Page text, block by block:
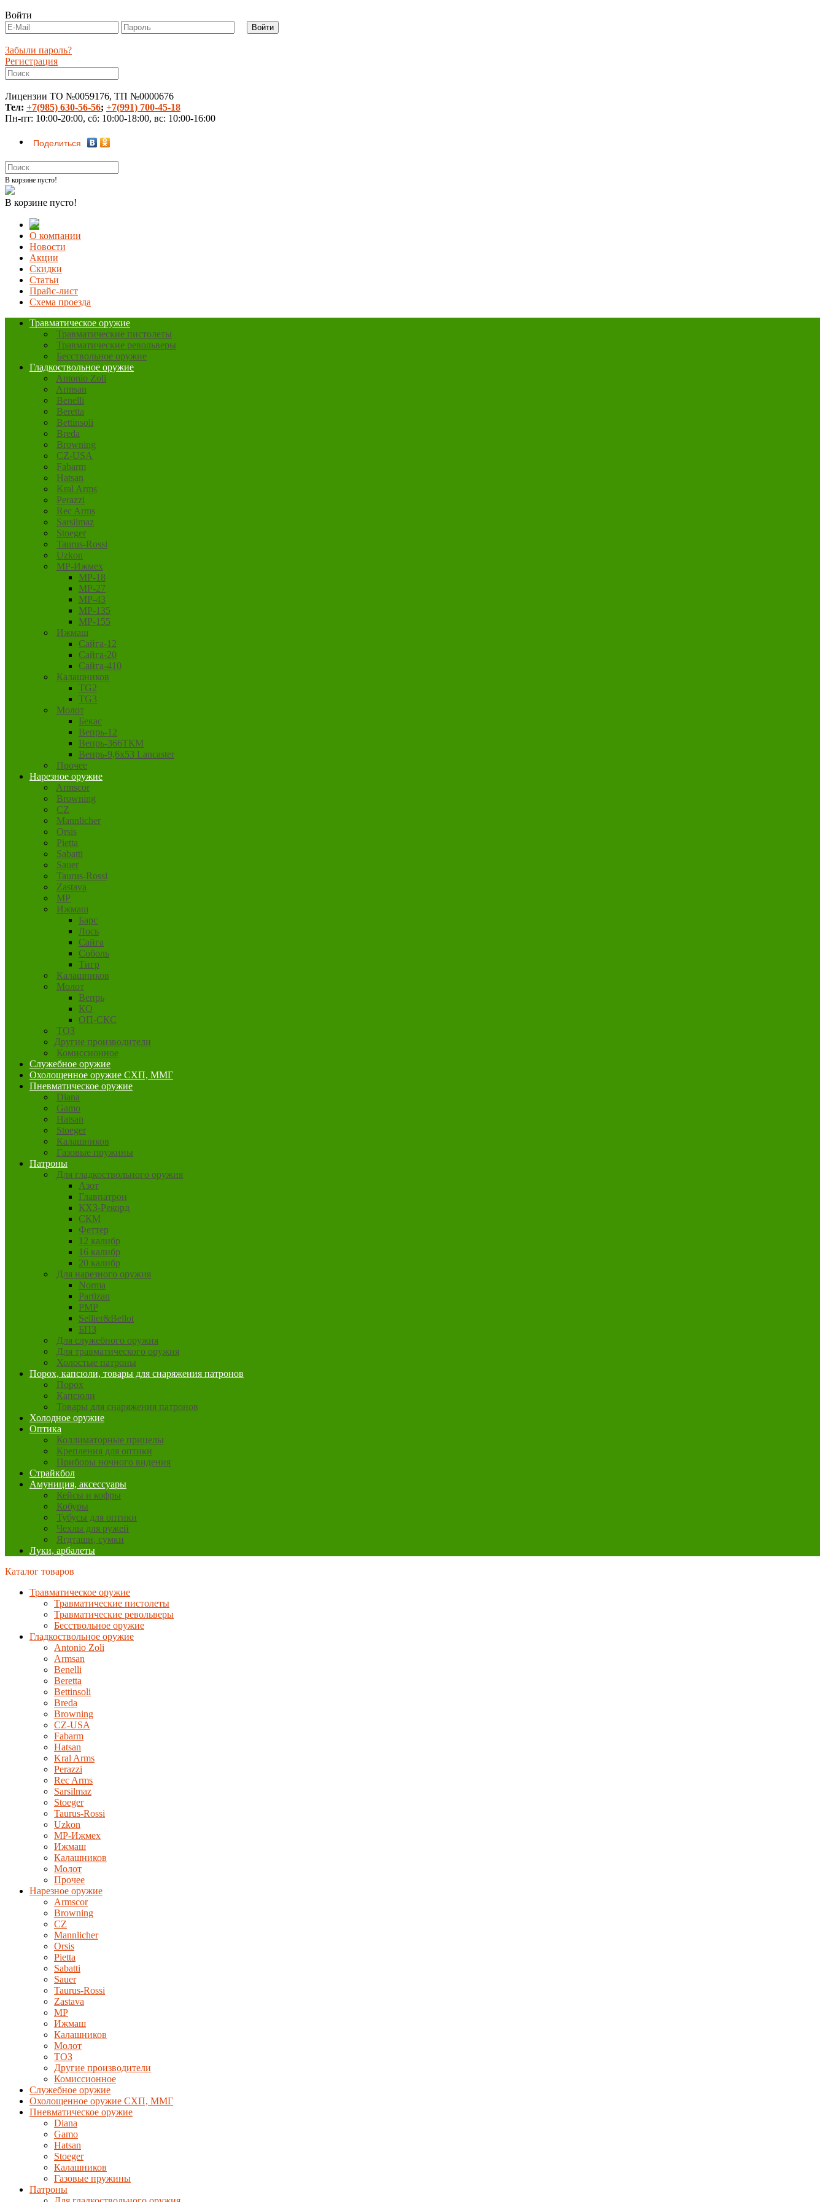
Войти
Забыли пароль?
Регистрация
Лицензии ТО №0059176, ТП №0000676
Тел: +7(985) 630-56-56; +7(991) 700-45-18
Пн-пт: 10:00-20:00, сб: 10:00-18:00, вс: 10:00-16:00
Поделиться
В корзине пусто!
В корзине пусто!
О компании
Новости
Акции
Скидки
Статьи
Прайс-лист
Схема проезда
Травматическое оружие
Травматические пистолеты
Травматические револьверы
Бесствольное оружие
Гладкоствольное оружие
Antonio Zoli
Armsan
Benelli
Beretta
Bettinsoli
Breda
Browning
CZ-USA
Fabarm
Hatsan
Kral Arms
Perazzi
Rec Arms
Sarsilmaz
Stoeger
Taurus-Rossi
Uzkon
MP-Ижмех
MP-18
MP-27
MP-43
MP-135
MP-155
Ижмаш
Сайга-12
Сайга-20
Сайга-410
Калашников
TG2
TG3
Молот
Бекас
Вепрь-12
Вепрь-366ТКМ
Вепрь-9,6х53 Lancaster
Прочее
Нарезное оружие
Armscor
Browning
CZ
Mannlicher
Orsis
Pietta
Sabatti
Sauer
Taurus-Rossi
Zastava
MP
Ижмаш
Барс
Лось
Сайга
Соболь
Тигр
Калашников
Молот
Вепрь
КО
ОП-СКС
ТОЗ
Другие производители
Комиссионное
Служебное оружие
Охолощенное оружие СХП, ММГ
Пневматическое оружие
Diana
Gamo
Hatsan
Stoeger
Калашников
Газовые пружины
Патроны
Для гладкоствольного оружия
Азот
Главпатрон
КХЗ-Рекорд
СКМ
Феттер
12 калибр
16 калибр
20 калибр
Для нарезного оружия
Norma
Partizan
PMP
Sellier&Bellot
БПЗ
Для служебного оружия
Для травматического оружия
Холостые патроны
Порох, капсюли, товары для снаряжения патронов
Порох
Капсюли
Товары для снаряжения патронов
Холодное оружие
Оптика
Коллиматорные прицелы
Крепления для оптики
Приборы ночного видения
Страйкбол
Амуниция, аксессуары
Кейсы и кофры
Кобуры
Тубусы для оптики
Чехлы для ружей
Ягдташи, сумки
Луки, арбалеты
Каталог товаров
Травматическое оружие
Травматические пистолеты
Травматические револьверы
Бесствольное оружие
Гладкоствольное оружие
Antonio Zoli
Armsan
Benelli
Beretta
Bettinsoli
Breda
Browning
CZ-USA
Fabarm
Hatsan
Kral Arms
Perazzi
Rec Arms
Sarsilmaz
Stoeger
Taurus-Rossi
Uzkon
MP-Ижмех
Ижмаш
Калашников
Молот
Прочее
Нарезное оружие
Armscor
Browning
CZ
Mannlicher
Orsis
Pietta
Sabatti
Sauer
Taurus-Rossi
Zastava
MP
Ижмаш
Калашников
Молот
ТОЗ
Другие производители
Комиссионное
Служебное оружие
Охолощенное оружие СХП, ММГ
Пневматическое оружие
Diana
Gamo
Hatsan
Stoeger
Калашников
Газовые пружины
Патроны